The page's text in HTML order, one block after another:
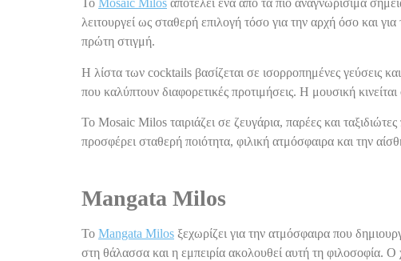
Το Mosaic Milos αποτελεί ένα από τα πιο αναγνωρίσιμα
λειτουργεί ως σταθερή επιλογή τόσο για την αρχή όσο και
πρώτη στιγμή.
Η λίστα των cocktails βασίζεται σε ισορροπημένες γεύσεις
που καλύπτουν διαφορετικές προτιμήσεις. Η μουσική
Το Mosaic Milos ταιριάζει σε ζευγάρια, παρέες και
προσφέρει σταθερή ποιότητα, φιλική ατμόσφαιρα και την
Mangata Milos
Το Mangata Milos ξεχωρίζει για την ατμόσφαιρα που
στη θάλασσα και η εμπειρία ακολουθεί αυτή τη φιλοσοφία.